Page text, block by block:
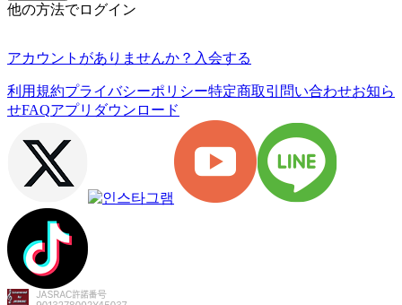
他の方法でログイン
アカウントがありませんか？ 入会する
利用規約プライバシーポリシー特定商取引 問い合わせお知ら
せFAQアプリダウンロード